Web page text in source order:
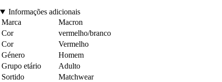
Informações adicionais
Marca
Macron
Cor
vermelho/branco
Cor
Vermelho
Género
Homem
Grupo etário
Adulto
Sortido
Matchwear